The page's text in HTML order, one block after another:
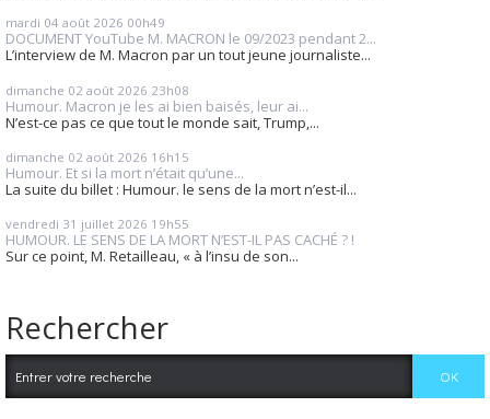
mardi 04 août 2026 00h49
DOCUMENT YouTube M. MACRON le 09/2023 pendant 2...
L’interview de M. Macron par un tout jeune journaliste...
dimanche 02 août 2026 23h08
Humour. Macron je les ai bien baisés, leur ai...
N’est-ce pas ce que tout le monde sait, Trump,...
dimanche 02 août 2026 16h15
Humour. Et si la mort n’était qu’une...
La suite du billet : Humour. le sens de la mort n’est-il...
vendredi 31 juillet 2026 19h55
HUMOUR. LE SENS DE LA MORT N’EST-IL PAS CACHÉ ? !
Sur ce point, M. Retailleau, « à l’insu de son...
Rechercher